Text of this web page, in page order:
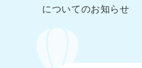
についてのお知らせ